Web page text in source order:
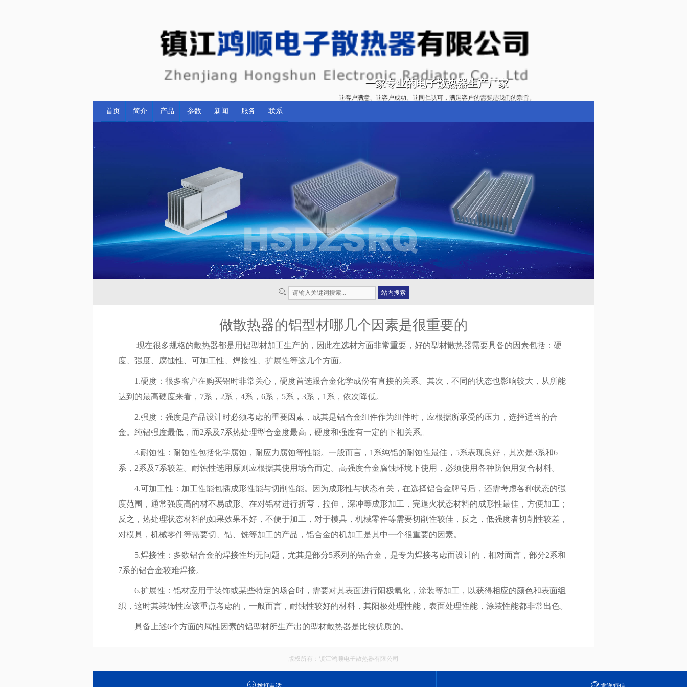
首页 简介 产品 参数 新闻 服务 联系
一家专业的电子散热器生产厂家
让客户满意、让客户成功、让同仁认可，满足客户的需要是我们的宗旨。
做散热器的铝型材哪几个因素是很重要的
现在很多规格的散热器都是用铝型材加工生产的，因此在选材方面非常重要，好的型材散热器需要具备的因素包括：硬
度、强度、腐蚀性、可加工性、焊接性、扩展性等这几个方面。
1.硬度：很多客户在购买铝时非常关心，硬度首选跟合金化学成份有直接的关系。其次，不同的状态也影响较大，从所能
达到的最高硬度来看，7系，2系，4系，6系，5系，3系，1系，依次降低。
2.强度：强度是产品设计时必须考虑的重要因素，成其是铝合金组件作为组件时，应根据所承受的压力，选择适当的合
金。纯铝强度最低，而2系及7系热处理型合金度最高，硬度和强度有一定的下相关系。
3.耐蚀性：耐蚀性包括化学腐蚀，耐应力腐蚀等性能。一般而言，1系纯铝的耐蚀性最佳，5系表现良好，其次是3系和6
系，2系及7系较差。耐蚀性选用原则应根据其使用场合而定。高强度合金腐蚀环境下使用，必须使用各种防蚀用复合材料。
4.可加工性：加工性能包插成形性能与切削性能。因为成形性与状态有关，在选择铝合金牌号后，还需考虑各种状态的强
度范围，通常强度高的材不易成形。在对铝材进行折弯，拉伸，深冲等成形加工，完退火状态材料的成形性最佳，方便加工；
反之，热处理状态材料的如果效果不好，不便于加工，对于模具，机械零件等需要切削性较佳，反之，低强度者切削性较差，
对模具，机械零件等需要切、钻、铣等加工的产品，铝合金的机加工是其中一个很重要的因素。
5.焊接性：多数铝合金的焊接性均无问题，尤其是部分5系列的铝合金，是专为焊接考虑而设计的，相对面言，部分2系和
7系的铝合金较难焊接。
6.扩展性：铝材应用于装饰或某些特定的场合时，需要对其表面进行阳极氧化，涂装等加工，以获得相应的颜色和表面组
织，这时其装饰性应该重点考虑的，一般而言，耐蚀性较好的材料，其阳极处理性能，表面处理性能，涂装性能都非常出色。
具备上述6个方面的属性因素的铝型材所生产出的型材散热器是比较优质的。
版权所有：镇江鸿顺电子散热器有限公司